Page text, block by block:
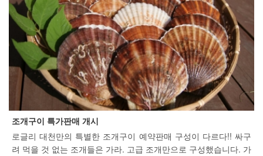
조개구이 특가판매 개시
로글리 대천만의 특별한 조개구이 예약판매 구성이 다르다!! 싸구
려 먹을 것 없는 조개들은 가라. 고급 조개만으로 구성했습니다. 가